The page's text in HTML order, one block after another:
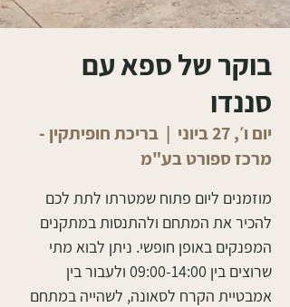
בוקר של ספא עם
סננדו
יום ו׳, 27 ביוני
  |
בריכת חופיתקין -
מרכז ספורט בע"מ
מוזמנים ליום פתוח שמטרתו לתת לכם
להכיר את המתחם ולהתנסות במתקנים
המפנקים באופן חופשי. ניתן לבוא מתי
שרוצים בין 09:00-14:00 ולעבור בין
אמבטיית הקרח לסאונה, לשהייה במתחם